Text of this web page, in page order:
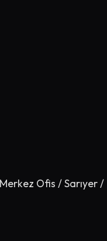
Ofis / Sarıyer /